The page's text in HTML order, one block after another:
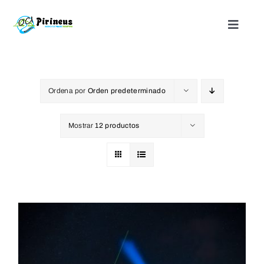
Toggle
ActividadesOrdena por Orden predeterminado
Mostrar12 productos